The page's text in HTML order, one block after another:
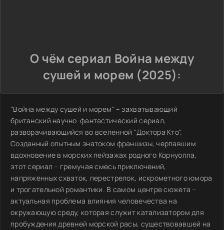
О чём сериал Война между
сушей и морем (2025):
"Война между сушей и морем" – захватывающий
британский научно-фантастический сериал,
разворачивающийся во вселенной "Доктора Кто".
Созданный опытным знатоком франшизы, черпавшим
вдохновение в морских пейзажах родного Корнуолла,
этот сериал – гремучая смесь приключений,
напряженных схваток, перестрелок, искрометного юмора
и трогательной романтики. В самом центре сюжета –
актуальная проблема влияния человечества на
окружающую среду, которая служит катализатором для
пробуждения древней морской расы, существовавшей на